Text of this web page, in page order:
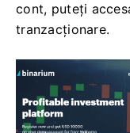
cont, puteți
tranzacționare.